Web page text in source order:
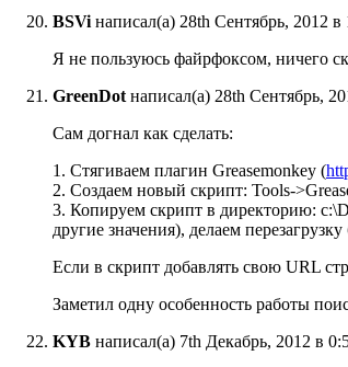
BSVi написал(а) 28th Сентябрь, 2012 в
Я не пользуюсь файрфоксом, ничего
GreenDot написал(а) 28th Сентябрь,
Сам догнал как сделать:
1. Стягиваем плагин Greasemonkey (
2. Создаем новый скрипт: Tools-
3. Копируем скрипт в директорию:
другие значения), делаем перезагрузку
Если в скрипт добавлять свою URL
Заметил одну особенность работы
KYB написал(а) 7th Декабрь, 2012 в